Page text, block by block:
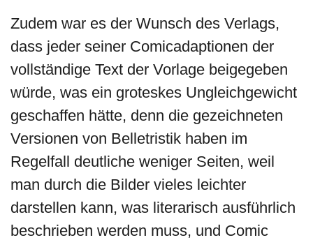
Zudem war es der Wunsch des Verlags,
dass jeder seiner Comicadaptionen der
vollständige Text der Vorlage beigegeben
würde, was ein groteskes Ungleichgewicht
geschaffen hätte, denn die gezeichneten
Versionen von Belletristik haben im
Regelfall deutliche weniger Seiten, weil
man durch die Bilder vieles leichter
darstellen kann, was literarisch ausführlich
beschrieben werden muss, und Comic